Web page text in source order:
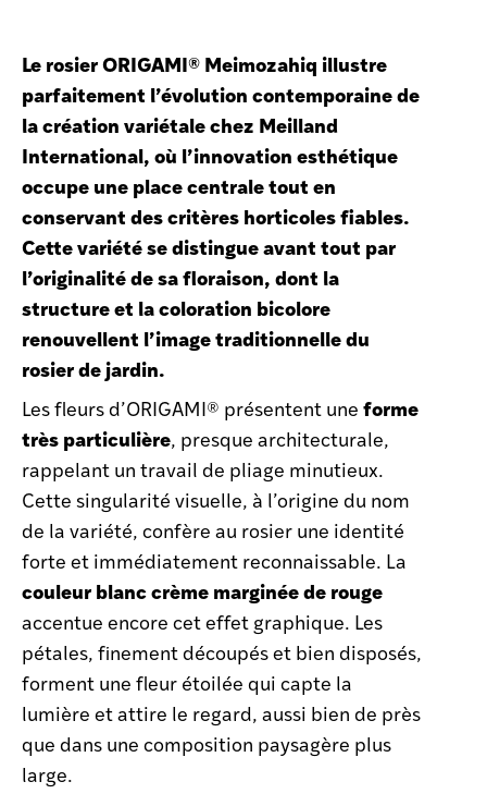
Le rosierORIGAMI® Meimozahiq illustre
parfaitement l’évolution contemporaine de
la création variétale chez Meilland
International, où l’innovation esthétique
occupe une place centrale tout en
conservant des critères horticoles fiables.
Cette variété se distingue avant tout par
l’originalité de sa floraison, dont la
structure et la coloration bicolore
renouvellent l’image traditionnelle du
rosier de jardin.
Les fleurs d’ORIGAMI® présentent une forme
très particulière, presque architecturale,
rappelant un travail de pliage minutieux.
Cette singularité visuelle, à l’origine du nom
de la variété, confère au rosier une identité
forte et immédiatement reconnaissable. La
couleur blanc crème marginée de rouge
accentue encore cet effet graphique. Les
pétales, finement découpés et bien disposés,
forment une fleur étoilée qui capte la
lumière et attire le regard, aussi bien de près
que dans une composition paysagère plus
large.